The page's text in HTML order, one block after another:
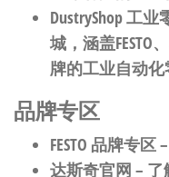
DustryShop 工
城，涵盖FESTO、
牌的工业自动
品牌专区
FESTO 品牌专区
达斯奇官网 –